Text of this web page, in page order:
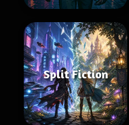
Split Fiction